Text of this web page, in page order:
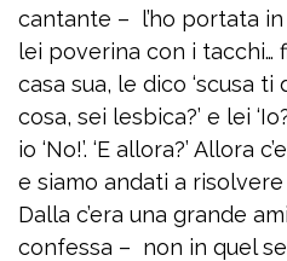
cantante – l’ho portata
lei poverina con i tacchi…
casa sua, le dico ‘scusa
cosa, sei lesbica?’ e lei
io ‘No!’. ‘E allora?’ Allora
e siamo andati a risolvere
Dalla c’era una grande
confessa – non in quel